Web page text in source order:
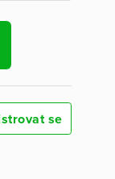
se